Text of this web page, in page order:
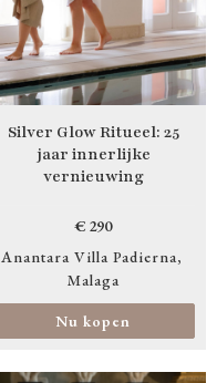
Silver Glow Ritueel: 25
jaar innerlijke
vernieuwing
€ 290
Anantara Villa Padierna
Malaga
Nu kopen